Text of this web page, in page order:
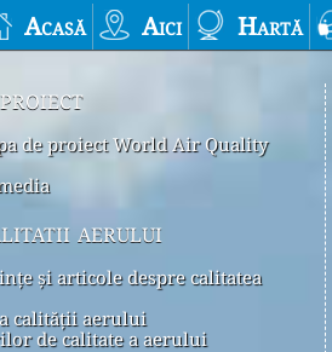
Acasă Aici Hartă
de proiect World Air Quality
aerului
și articole despre calitatea
calității aerului
de calitate a aerului